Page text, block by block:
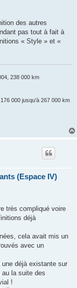
des autres
pas tout à fait à
« Style » et «
238 000 km
000 jusqu'à 267 000 km
(Espace IV)
très compliqué voire
déjà
cela avait mis un
avec un
déjà existante sur
au la suite des
!